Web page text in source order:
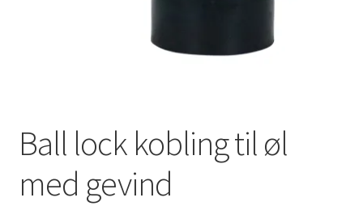
Ball lock kobling til øl
med gevind